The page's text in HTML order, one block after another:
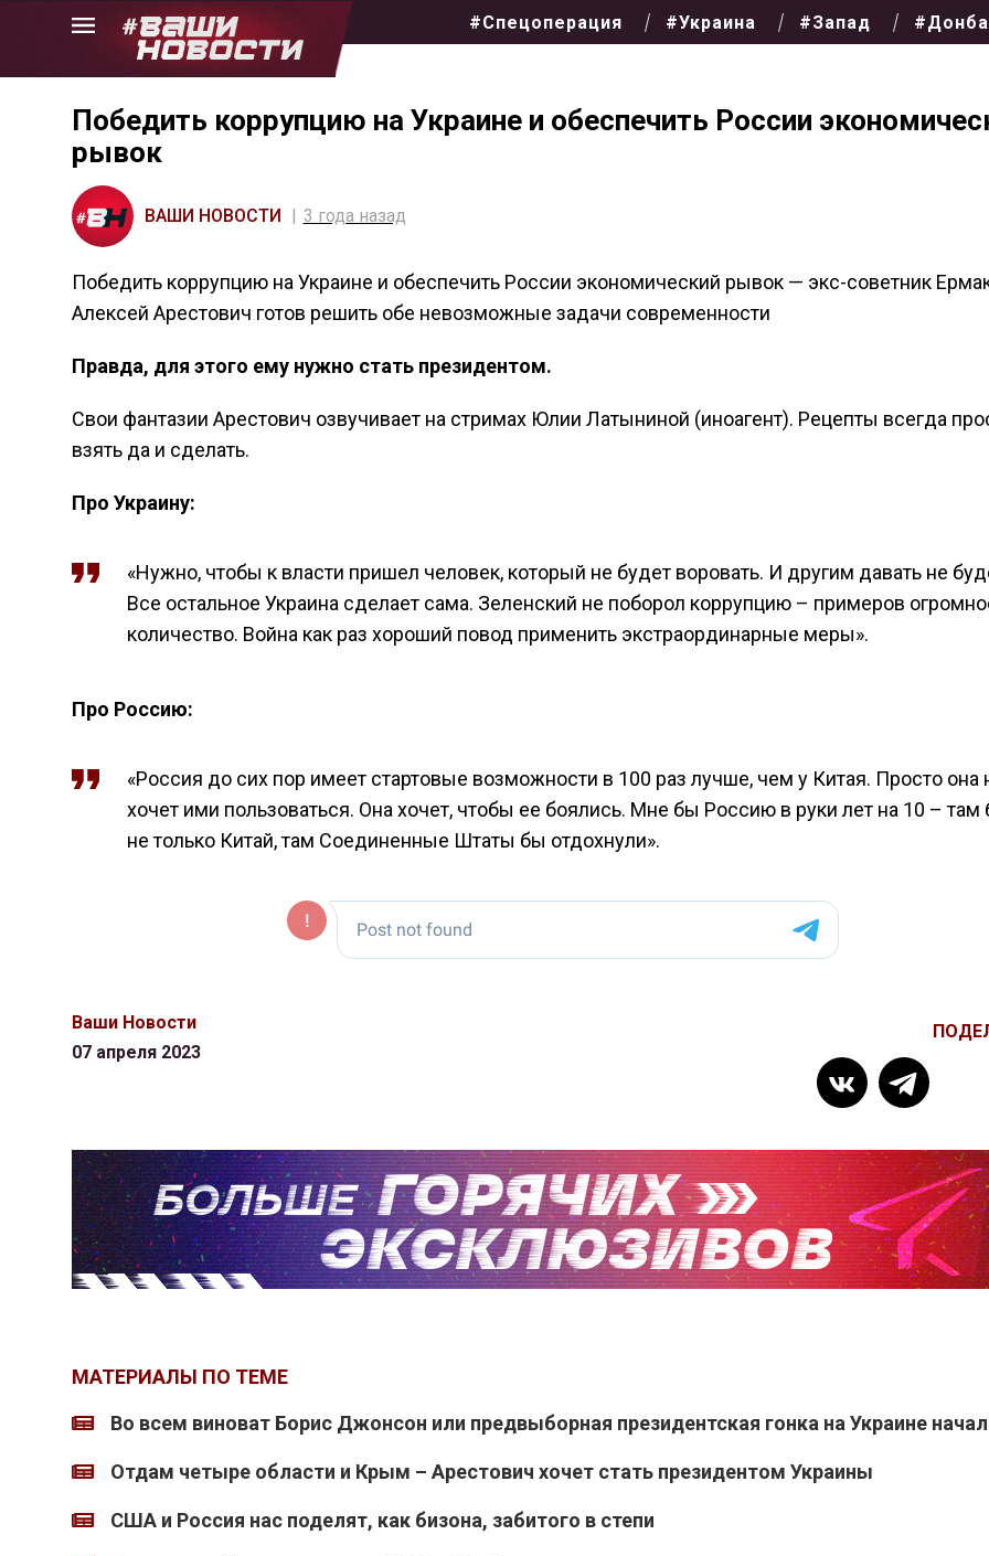
Skip
#Спецоперация #Украина #Запад
Победить коррупцию на Украине и обеспечить России
рывок
ВАШИ НОВОСТИ 3 года назад
Победить коррупцию на Украине и обеспечить России экономический рывок — экс-советник
Алексей Арестович готов решить обе невозможные задачи современности
Правда, для этого ему нужно стать президентом.
Свои фантазии Арестович озвучивает на стримах Юлии Латыниной (иноагент). Рецепты всегда
взять да и сделать.
Про Украину:
«Нужно, чтобы к власти пришел человек, который не будет воровать. И другим давать не
Все остальное Украина сделает сама. Зеленский не поборол коррупцию – примеров
количество. Война как раз хороший повод применить экстраординарные меры».
Про Россию:
«Россия до сих пор имеет стартовые возможности в 100 раз лучше, чем у Китая. Просто она
хочет ими пользоваться. Она хочет, чтобы ее боялись. Мне бы Россию в руки лет на 10 – там
не только Китай, там Соединенные Штаты бы отдохнули».
Ваши Новости
07 апреля 2023
МАТЕРИАЛЫ ПО ТЕМЕ
Во всем виноват Борис Джонсон или предвыборная президентская гонка на Украине
Отдам четыре области и Крым – Арестович хочет стать президентом Украины
США и Россия нас поделят, как бизона, забитого в степи